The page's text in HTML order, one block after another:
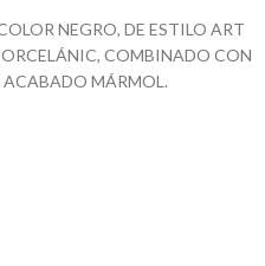
NEGRO, DE ESTILO ART
COMBINADO CON
MÁRMOL.